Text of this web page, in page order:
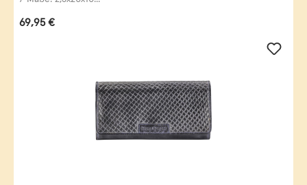
Regulärer Preis:
69,95 €